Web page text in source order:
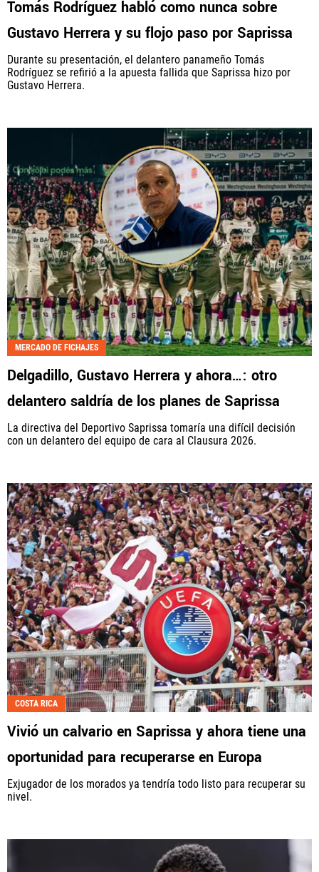
PANAMÁ
NICARAGUA
FÚTBOL INTERNACIONAL
QUIENES SOMOS | STAFF | CONTACTO
Términos y Condiciones
Políticas de Privacidad
Política Editorial
Ad Choices
Fútbol Centroamérica, al igual que Futbol Sites, es
una compañía perteneciente a Better Collective.
Todos los derechos reservados.
Tomás Rodríguez habló como nunca sobre
Gustavo Herrera y su flojo paso por Saprissa
Durante su presentación, el delantero panameño Tomás
Rodríguez se refirió a la apuesta fallida que Saprissa hizo por
Gustavo Herrera.
MERCADO DE FICHAJES
Delgadillo, Gustavo Herrera y ahora…: otro
delantero saldría de los planes de Saprissa
La directiva del Deportivo Saprissa tomaría una difícil decisión
con un delantero del equipo de cara al Clausura 2026.
COSTA RICA
Vivió un calvario en Saprissa y ahora tiene una
oportunidad para recuperarse en Europa
Exjugador de los morados ya tendría todo listo para recuperar su
nivel.